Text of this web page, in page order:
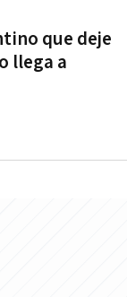
que deje
llega a